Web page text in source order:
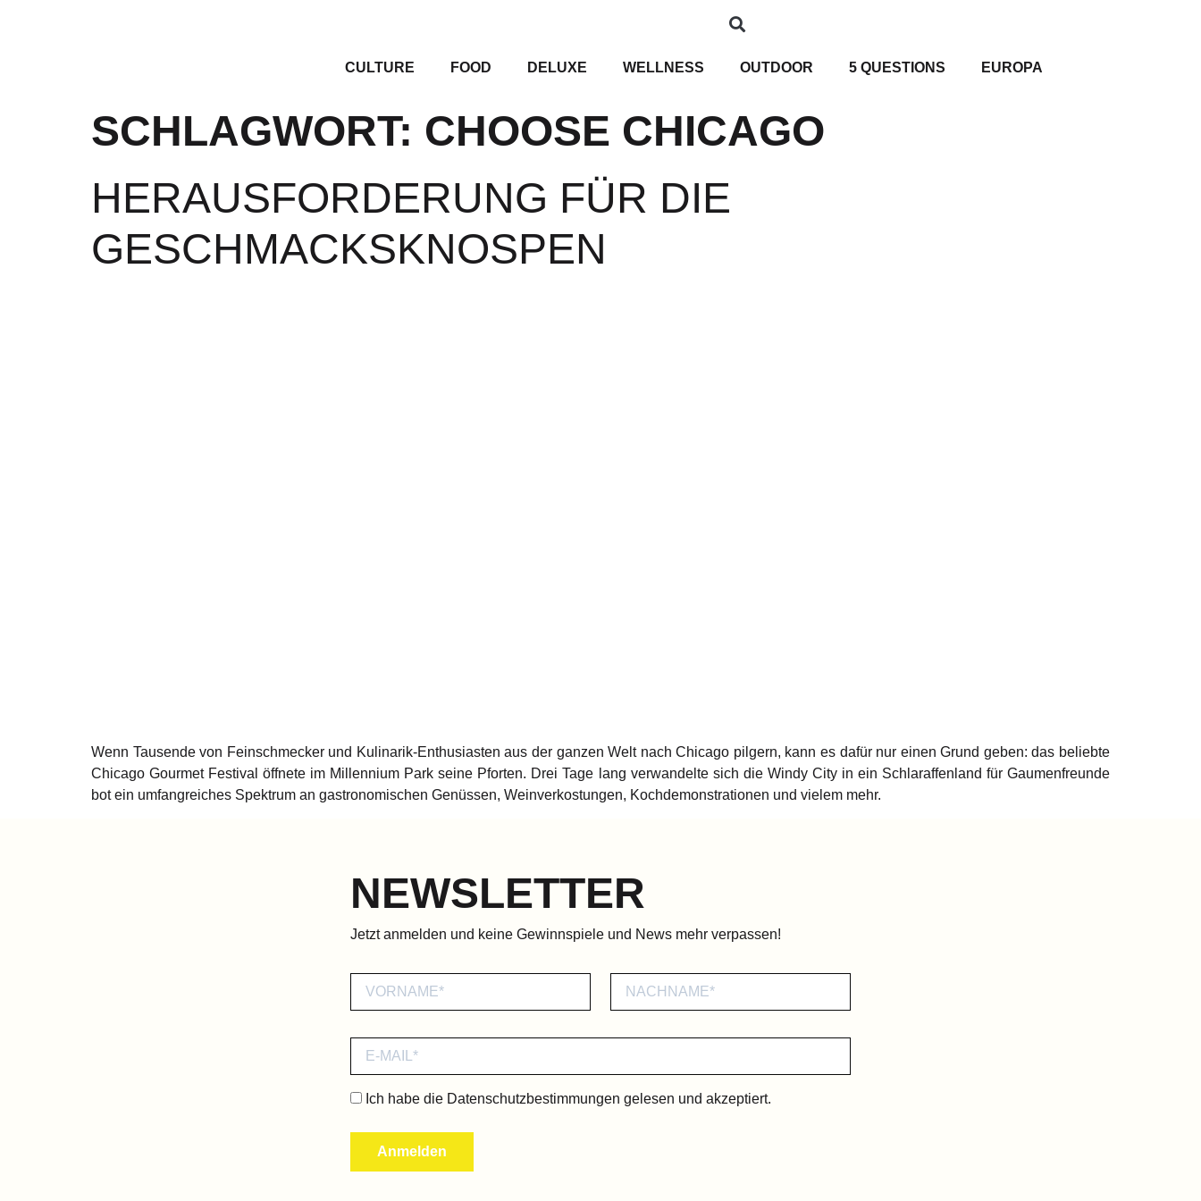
CULTURE FOOD DELUXE WELLNESS OUTDOOR 5 QUESTIONS EUROPA
SCHLAGWORT: CHOOSE CHICAGO
HERAUSFORDERUNG FÜR DIE
GESCHMACKSKNOSPEN
Wenn Tausende von Feinschmecker und Kulinarik-Enthusiasten aus der ganzen Welt nach Chicago pilgern, kann es dafür nur einen Grund geben: das beliebte
Chicago Gourmet Festival öffnete im Millennium Park seine Pforten. Drei Tage lang verwandelte sich die Windy City in ein Schlaraffenland für Gaumenfreunde
bot ein umfangreiches Spektrum an gastronomischen Genüssen, Weinverkostungen, Kochdemonstrationen und vielem mehr.
NEWSLETTER
Jetzt anmelden und keine Gewinnspiele und News mehr verpassen!
Ich habe die Datenschutzbestimmungen gelesen und akzeptiert.